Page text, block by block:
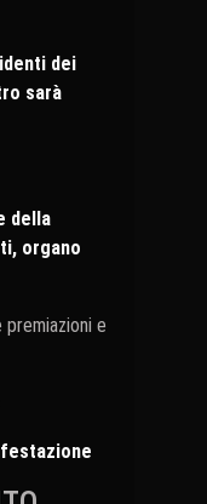
dei
sarà
della
organo
e